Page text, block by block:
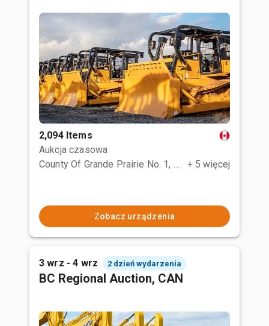
2,094 Items
Aukcja czasowa
County Of Grande Prairie No. 1, AB
+ 5 więcej
Zobacz urządzenia
3 wrz - 4 wrz 2 dzień wydarzenia
BC Regional Auction, CAN